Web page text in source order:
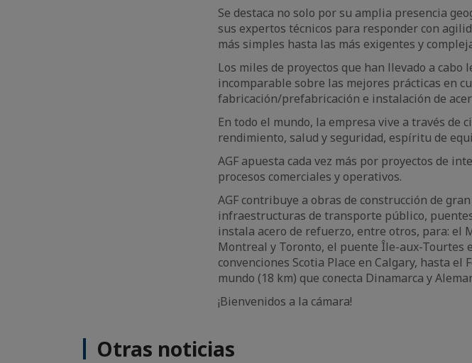
Se destaca no solo por su amplia presencia
sus expertos técnicos para responder con
más simples hasta las más exigentes y
Los miles de proyectos que han llevado a
incomparable sobre las mejores prácticas en
fabricación/prefabricación e instalación de
En todo el mundo, la empresa vive a través de
rendimiento, salud y seguridad, espíritu de
AGF apuesta cada vez más por proyectos de
procesos comerciales y operativos.
AGF contribuye a obras de construcción de
infraestructuras de transporte público,
instala acero de refuerzo, entre otros, para: el
Montreal y Toronto, el puente Île-aux-Tourtes
convenciones Scotia Place en Calgary, hasta
mundo (18 km) que conecta Dinamarca y
¡Bienvenidos a la cámara!
Otras noticias